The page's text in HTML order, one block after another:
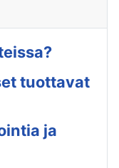
tuottavat
ja